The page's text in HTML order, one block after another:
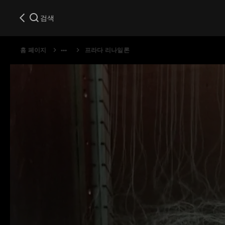
검색
홈 페이지 프라다 리나일론